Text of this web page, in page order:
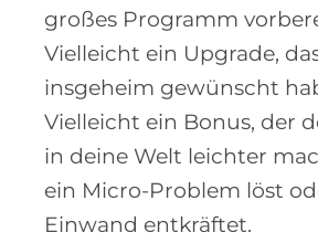
großes Programm
Vielleicht ein Upgrade,
insgeheim gewünscht
Vielleicht ein Bonus, der
in deine Welt leichter
ein Micro-Problem löst
Einwand entkräftet.